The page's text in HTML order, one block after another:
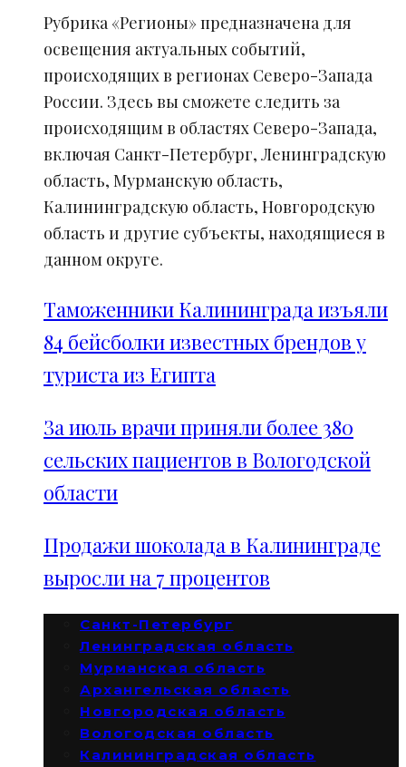
Рубрика «Регионы» предназначена для
освещения актуальных событий,
происходящих в регионах Северо-Запада
России. Здесь вы сможете следить за
происходящим в областях Северо-Запада,
включая Санкт-Петербург, Ленинградскую
область, Мурманскую область,
Калининградскую область, Новгородскую
область и другие субъекты, находящиеся в
данном округе.
Таможенники Калининграда изъяли
84 бейсболки известных брендов у
туриста из Египта
За июль врачи приняли более 380
сельских пациентов в Вологодской
области
Продажи шоколада в Калининграде
выросли на 7 процентов
Санкт-Петербург
Ленинградская область
Мурманская область
Архангельская область
Новгородская область
Вологодская область
Калининградская область